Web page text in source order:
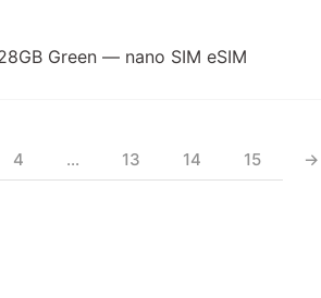
Green — nano SIM eSIM
4 … 13 14 15 →